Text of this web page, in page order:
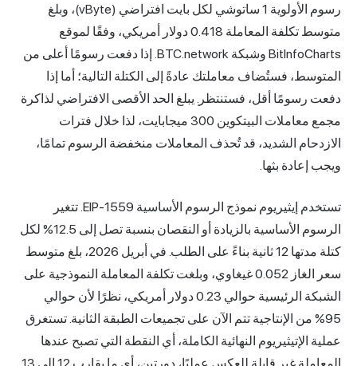
رسوم الأولوية 1 ساتوشي لكل بايت افتراضي (vByte)، وبلغ
متوسط تكلفة المعاملة 0.418 دولار أمريكي، وفقًا لموقع
BitInfoCharts وشبكة BTC.network. إذا دفعت رسومًا أعلى من
المتوسط، فستُضاف معاملتك عادةً إلى الكتلة التالية؛ أما إذا
دفعت رسومًا أقل، فستنتظر. يبلغ الحد الأقصى الافتراضي لذاكرة
مجمع معاملات البيتكوين 300 ميجابايت، لذا خلال فترات
الازدحام الشديد، قد تُحذف المعاملات منخفضة الرسوم تمامًا،
ويجب إعادة بثها.
تستخدم إيثيريوم نموذج الرسوم الأساسية EIP-1559. تتغير
الرسوم الأساسية بالزيادة أو النقصان بنسبة تصل إلى 12.5% لكل
كتلة مدتها 12 ثانية بناءً على الطلب. في أبريل 2026، بلغ متوسط
سعر الغاز 0.052 غيغاوي، وبلغت تكلفة المعاملة النموذجية على
الشبكة الرئيسية حوالي 0.23 دولار أمريكي، نظرًا لأن حوالي
95% من الإنتاجية تتم الآن على تجميعات الطبقة الثانية. تستغرق
عملية الإتيثيريوم النهائية الكاملة، أي النقطة التي تصبح عندها